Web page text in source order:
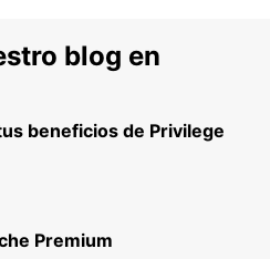
blog en
beneficios de Privilege
Premium